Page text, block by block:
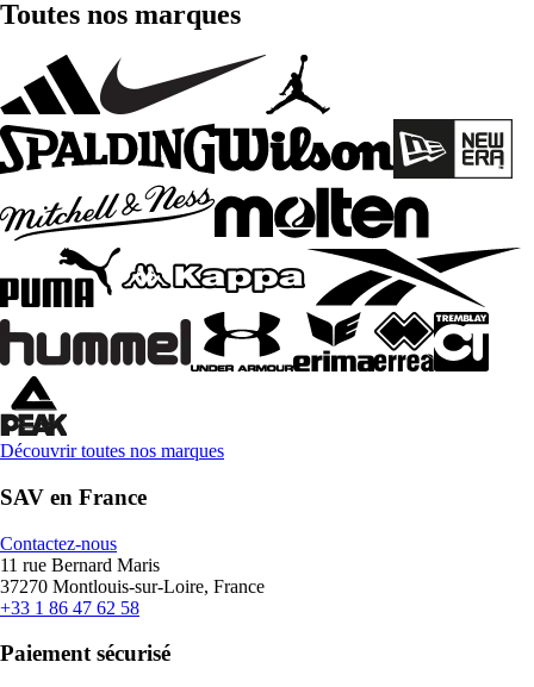
Toutes nos marques
Découvrir toutes nos marques
SAV en France
Contactez-nous
11 rue Bernard Maris
37270 Montlouis-sur-Loire, France
+33 1 86 47 62 58
Paiement sécurisé